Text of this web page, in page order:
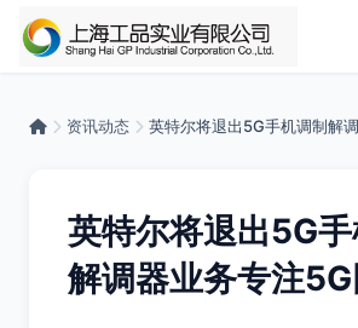
资讯动态 英特尔将退出5G手机调制解
英特尔将退出5G手
解调器业务专注